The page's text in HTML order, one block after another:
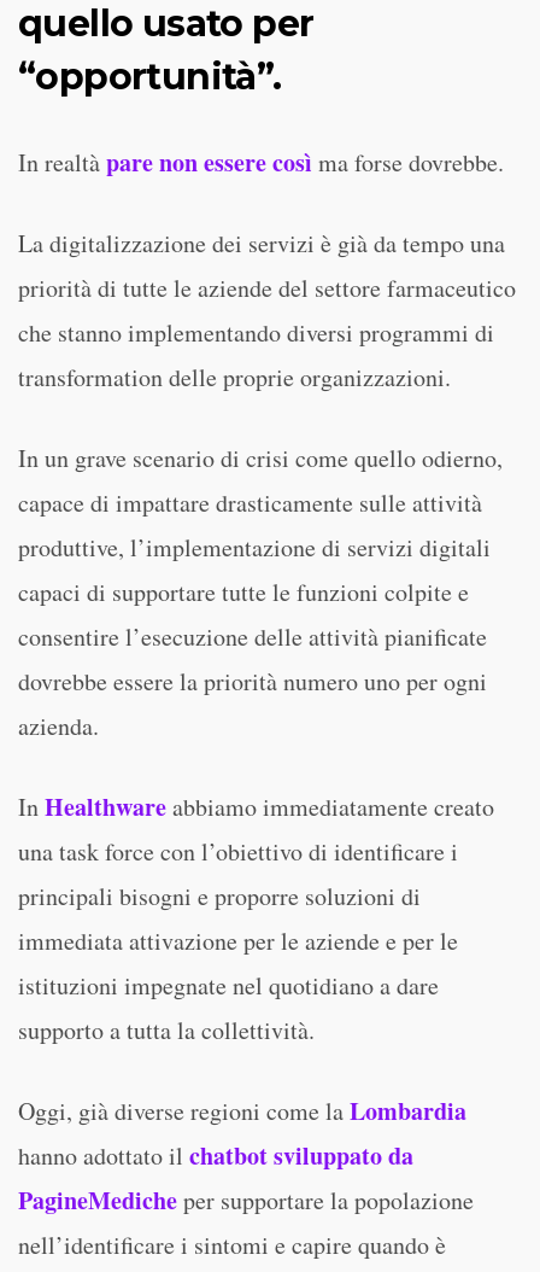
quello usato per
“opportunità”.
In realtàpare non essere così ma forse dovrebbe.
La digitalizzazione dei servizi è già da tempo una
priorità di tutte le aziende del settore farmaceutico
che stanno implementando diversi programmi di
transformation delle proprie organizzazioni.
In un grave scenario di crisi come quello odierno,
capace di impattare drasticamente sulle attività
produttive, l’implementazione di servizi digitali
capaci di supportare tutte le funzioni colpite e
consentire l’esecuzione delle attività pianificate
dovrebbe essere la priorità numero uno per ogni
azienda.
InHealthwareabbiamo immediatamente creato
una task force con l’obiettivo di identificare i
principali bisogni e proporre soluzioni di
immediata attivazione per le aziende e per le
istituzioni impegnate nel quotidiano a dare
supporto a tutta la collettività.
Oggi, già diverse regioni come laLombardia
hanno adottato il chatbot sviluppato da
PagineMedicheper supportare la popolazione
nell’identificare i sintomi e capire quando è